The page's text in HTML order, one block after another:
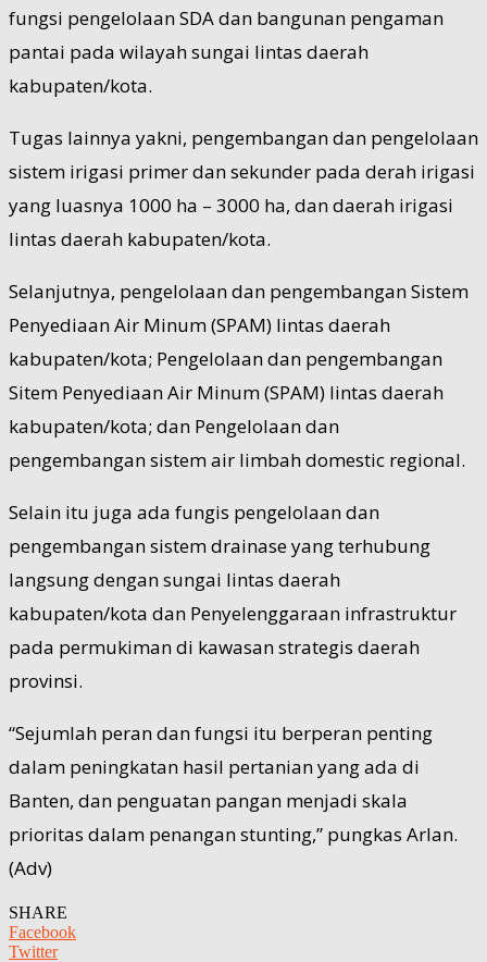
fungsi pengelolaan SDA dan bangunan pengaman
pantai pada wilayah sungai lintas daerah
kabupaten/kota.
Tugas lainnya yakni, pengembangan dan pengelolaan
sistem irigasi primer dan sekunder pada derah irigasi
yang luasnya 1000 ha – 3000 ha, dan daerah irigasi
lintas daerah kabupaten/kota.
Selanjutnya, pengelolaan dan pengembangan Sistem
Penyediaan Air Minum (SPAM) lintas daerah
kabupaten/kota; Pengelolaan dan pengembangan
Sitem Penyediaan Air Minum (SPAM) lintas daerah
kabupaten/kota; dan Pengelolaan dan
pengembangan sistem air limbah domestic regional.
Selain itu juga ada fungis pengelolaan dan
pengembangan sistem drainase yang terhubung
langsung dengan sungai lintas daerah
kabupaten/kota dan Penyelenggaraan infrastruktur
pada permukiman di kawasan strategis daerah
provinsi.
“Sejumlah peran dan fungsi itu berperan penting
dalam peningkatan hasil pertanian yang ada di
Banten, dan penguatan pangan menjadi skala
prioritas dalam penangan stunting,” pungkas Arlan.
(Adv)
SHARE
Facebook
Twitter